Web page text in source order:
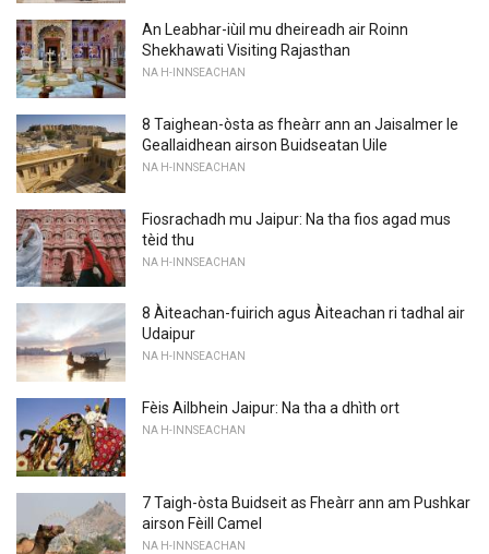
An Leabhar-iùil mu dheireadh air Roinn
Shekhawati Visiting Rajasthan
NA H-INNSEACHAN
8 Taighean-òsta as fheàrr ann an Jaisalmer le
Geallaidhean airson Buidseatan Uile
NA H-INNSEACHAN
Fiosrachadh mu Jaipur: Na tha fios agad mus
tèid thu
NA H-INNSEACHAN
8 Àiteachan-fuirich agus Àiteachan ri tadhal air
Udaipur
NA H-INNSEACHAN
Fèis Ailbhein Jaipur: Na tha a dhìth ort
NA H-INNSEACHAN
7 Taigh-òsta Buidseit as Fheàrr ann am Pushkar
airson Fèill Camel
NA H-INNSEACHAN